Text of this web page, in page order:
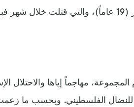
مهاجماً إياها والاحتلال
للنضال الفلسطيني. وبحسب ما